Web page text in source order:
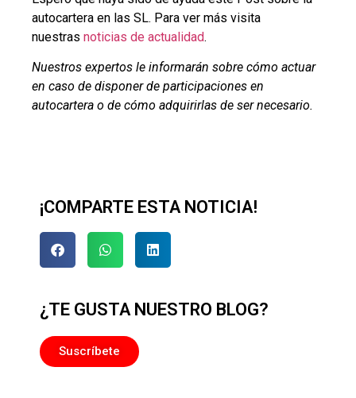
autocartera en las SL. Para ver más visita
nuestras noticias de actualidad.
Nuestros expertos le informarán sobre cómo actuar
en caso de disponer de participaciones en
autocartera o de cómo adquirirlas de ser necesario.
¡COMPARTE ESTA NOTICIA!
¿TE GUSTA NUESTRO BLOG?
Suscríbete